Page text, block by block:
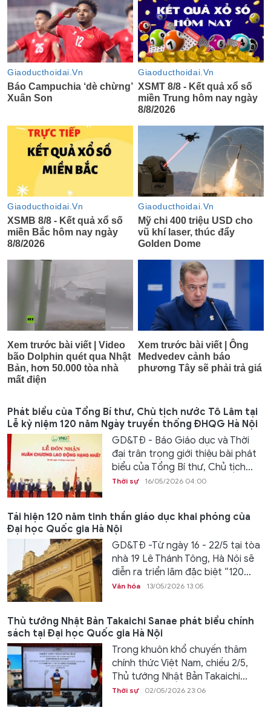
Phát biểu của Tổng Bí thư, Chủ tịch nước Tô Lâm tại
Lễ kỷ niệm 120 năm Ngày truyền thống ĐHQG Hà Nội
GD&TĐ - Báo Giáo dục và Thời
đại trân trọng giới thiệu bài phát
biểu của Tổng Bí thư, Chủ tịch...
Thời sự 16/05/2026 04:00
Tái hiện 120 năm tinh thần giáo dục khai phóng của
Đại học Quốc gia Hà Nội
GD&TĐ -Từ ngày 16 - 22/5 tại tòa
nhà 19 Lê Thánh Tông, Hà Nội sẽ
diễn ra triển lãm đặc biệt “120...
Văn hóa 13/05/2026 13:05
Thủ tướng Nhật Bản Takaichi Sanae phát biểu chính
sách tại Đại học Quốc gia Hà Nội
Trong khuôn khổ chuyến thăm
chính thức Việt Nam, chiều 2/5,
Thủ tướng Nhật Bản Takaichi...
Thời sự 02/05/2026 23:06